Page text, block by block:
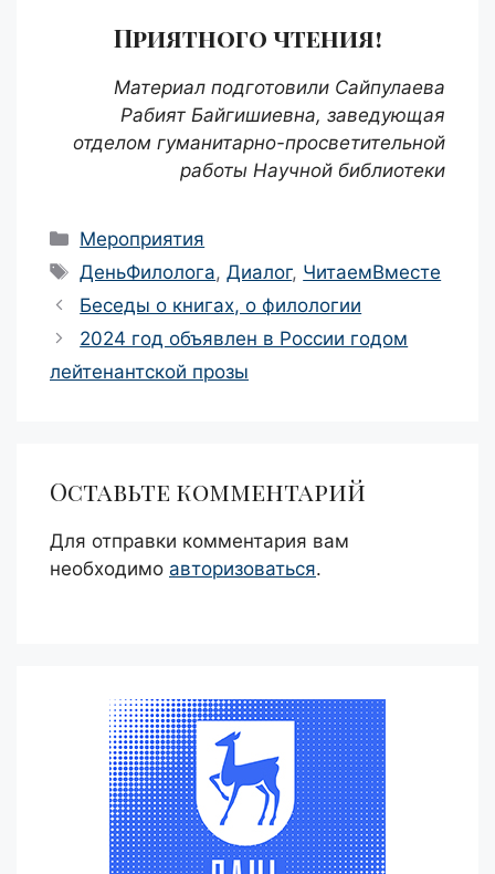
Приятного чтения!
Материал подготовили Сайпулаева
Рабият Байгишиевна, заведующая
отделом гуманитарно-просветительной
работы Научной библиотеки
Рубрики
Мероприятия
Метки
ДеньФилолога,Диалог, ЧитаемВместе
Навигация
записи
Беседы о книгах, о филологии
2024 год объявлен в России годом
лейтенантской прозы
Оставьте комментарий
Для отправки комментария вам
необходимо авторизоваться.